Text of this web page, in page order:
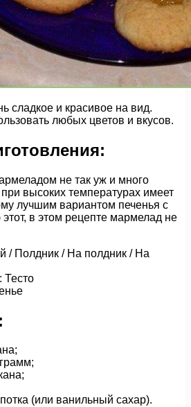
сладкое и красивое на вид.
любых цветов и вкусов.
не так уж и много
высоких температурах имеет
лучшим вариантом печенья с
в этом рецепте мармелад не
/ Полдник / На полдник / На
Тесто
(или ванильный сахар).